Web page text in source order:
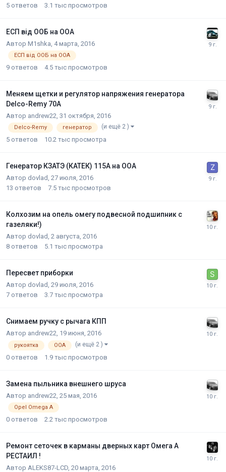
5 ответов 3.1 тыс просмотров
ЕСП від ООБ на ООА
Автор M1shka, 4 марта, 2016
ЕСП від ООБ на ООА
9 ответов 4.5 тыс просмотров
Меняем щетки и регулятор напряжения генератора
Delco-Remy 70A
Автор andrew22, 31 октября, 2016
Delco-Remy генератор (и ещё 2 )
5 ответов 10.2 тыс просмотра
Генератор КЗАТЭ (КАТЕК) 115А на ООА
Автор dovlad, 27 июля, 2016
13 ответов 7.5 тыс просмотров
Колхозим на опель омегу подвесной подшипник с
газеляки!)
Автор dovlad, 2 августа, 2016
8 ответов 5.1 тыс просмотра
Пересвет приборки
Автор dovlad, 29 июля, 2016
7 ответов 3.7 тыс просмотра
Снимаем ручку с рычага КПП
Автор andrew22, 19 июня, 2016
рукоятка ООА (и ещё 2 )
0 ответов 1.9 тыс просмотров
Замена пыльника внешнего шруса
Автор andrew22 25 мая, 2016
Opel Omega A
0 ответов 2.2 тыс просмотров
Ремонт сеточек в карманы дверных карт Омега А
РЕСТАИЛ !
Автор ALEKS87-LCD 20 марта, 2016